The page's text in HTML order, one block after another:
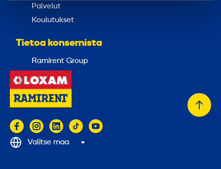
Palvelut
Koulutukset
Tietoa konsernista
Ramirent Group
Valitse maa